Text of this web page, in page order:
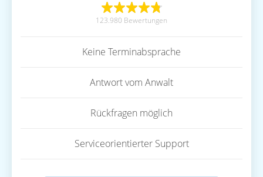
123.980 Bewertungen
Keine Terminabsprache
Antwort vom Anwalt
Rückfragen möglich
Serviceorientierter Support